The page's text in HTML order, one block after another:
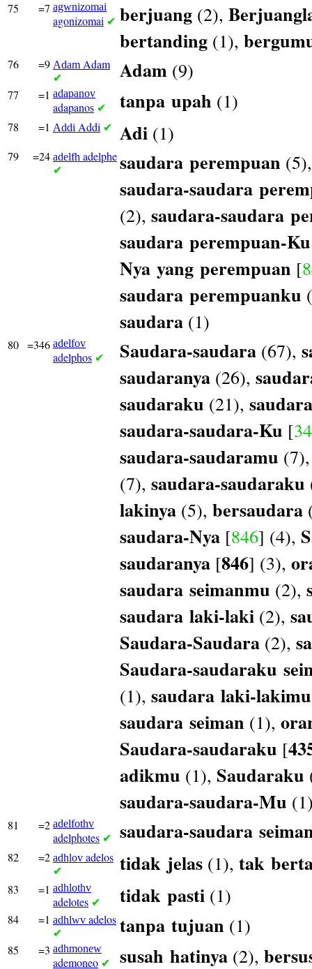
75 =7 agwnizomai
agonizomai ✔ berjuang (2),
bertanding (1),
76 =9 Adam Adam
✔ Adam (9)
77 =1 adapanov
adapanos ✔ tanpa upah (1)
78 =1 Addi Addi ✔ Adi (1)
79 =24 adelfh adelphe
✔ saudara perempuan
saudara-saudara
(2), saudara-saudara
saudara perempuan-Ku
Nya yang perempuan [
saudara perempuanku
saudara (1)
80 =346 adelfov
adelphos ✔ Saudara-saudara (67),
saudaranya (26),
saudaraku (21), saudara
saudara-saudara-Ku [
saudara-saudaramu
(7), saudara-saudaraku
lakinya (5), bersaudara
saudara-Nya [846] (4),
saudaranya [846] (3),
saudara seimanmu (2),
saudara laki-laki (2),
Saudara-Saudara (2),
Saudara-saudaraku
(1), saudara laki-lakimu
saudara seiman (1),
Saudara-saudaraku [
adikmu (1), Saudaraku
saudara-saudara-Mu
81 =2 adelfothv
adelphotes ✔ saudara-saudara
82 =2 adhlov adelos
✔ tidak jelas (1), tak
83 =1 adhlothv
adelotes ✔ tidak pasti (1)
84 =1 adhlwv adelos
✔ tanpa tujuan (1)
85 =3 adhmonew
ademoneo ✔ susah hatinya (2),